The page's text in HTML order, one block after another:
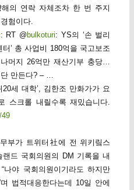
의 연락 자체조차 한 번 주지
험이다.
: RT @ bulkoturi: YS의 ‘손 벌리
’ 총 사업비 180억을 국고보조
머지 26억만 재산기부 충당…
단 만든다? – …
20세 대학’, 김한조 만화가가 요
스크롤 내릴수록 재밌습니다.
49
부가 트위터社에 전 위키맄스
드 국회의원의 DM 기록을 내
나야 국회의원이기라도 하지만
법적대응한다는데 10일 안에